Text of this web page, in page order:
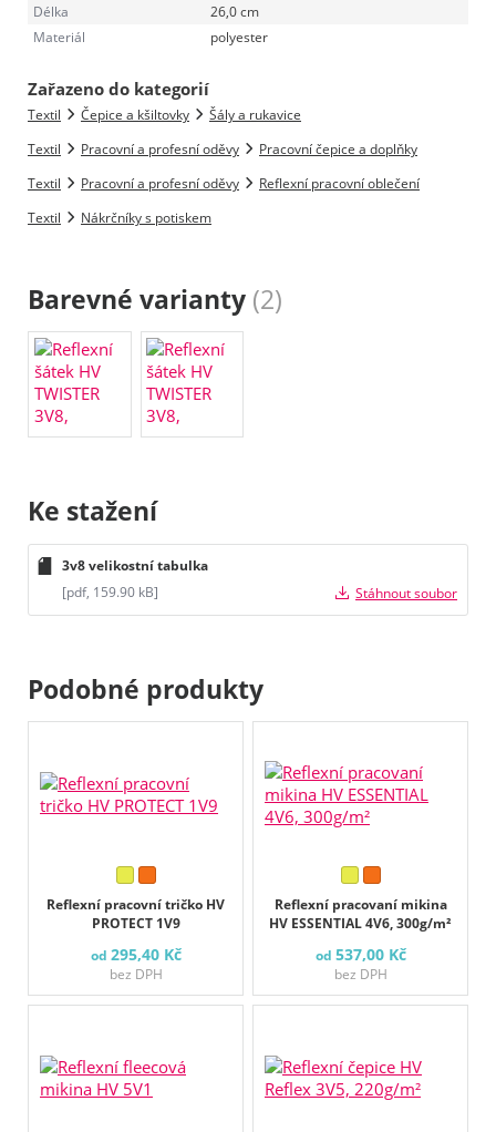
Délka
26,0 cm
Materiál
polyester
Zařazeno do kategorií
Textil Čepice a kšiltovky
Šály a rukavice
Textil
Pracovní a profesní oděvy
Pracovní čepice a doplňky
Textil
Pracovní a profesní oděvy
Reflexní pracovní oblečení
Textil
Nákrčníky s potiskem
Barevné varianty (2)
Ke stažení
3v8 velikostní tabulka
[pdf, 159.90 kB]
Stáhnout soubor
Podobné produkty
Reflexní pracovní tričko HV
PROTECT 1V9
od 295,40 Kč
bez DPH
Reflexní pracovaní mikina
HV ESSENTIAL 4V6, 300g/m²
od 537,00 Kč
bez DPH